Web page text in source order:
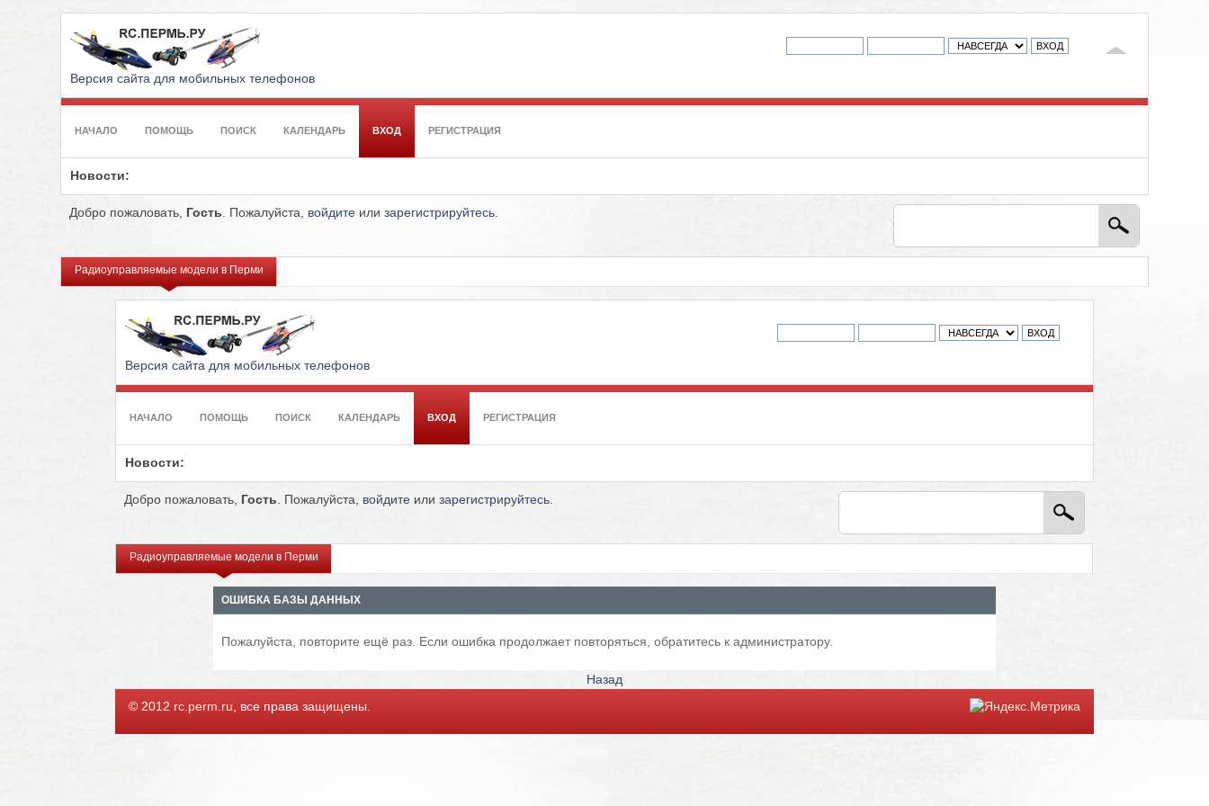
Версия сайта для мобильных телефонов
НАЧАЛО ПОМОЩЬ ПОИСК КАЛЕНДАРЬ ВХОД РЕГИСТРАЦИЯ
Новости:
Добро пожаловать, Гость . Пожалуйста, войдите илизарегистрируйтесь
Радиоуправляемые модели в Перми
Версия сайта для мобильных телефонов
НАЧАЛО ПОМОЩЬ ПОИСК КАЛЕНДАРЬ ВХОД РЕГИСТРАЦИЯ
Новости:
Добро пожаловать, Гость . Пожалуйста, войдитеили зарегистрируйтесь.
Радиоуправляемые модели в Перми
ОШИБКА БАЗЫ ДАННЫХ
Пожалуйста, повторите ещё раз. Если ошибка продолжает повторяться, обратитесь к администратору.
Назад
© 2012 rc.perm.ru, все права защищены.